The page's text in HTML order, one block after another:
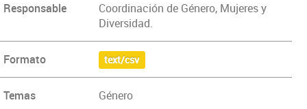
Responsable
Coordinación de Género, Mujeres y
Diversidad.
Formato text/csv
Temas Género